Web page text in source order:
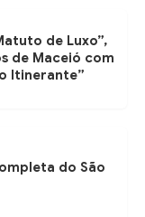
de Luxo”,
de Maceió com
Itinerante”
do São